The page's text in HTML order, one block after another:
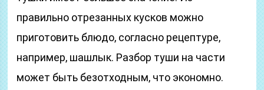
правильно отрезанных кусков можно
приготовить блюдо, согласно рецептуре,
например, шашлык. Разбор туши на части
может быть безотходным, что экономно.